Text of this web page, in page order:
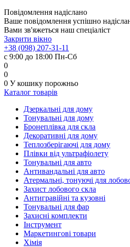
Повідомлення надіслано
Ваше повідомлення успішно
Вами зв'яжеться наш спеціаліст
Закрити вікно
+38 (098) 207-31-11
с 9:00 до 18:00 Пн-Сб
0
0
0 У кошику порожньо
Каталог товарів
Дзеркальні для дому
Тонувальні для дому
Бронеплівка для скла
Декоративні для дому
Теплозберігаючі для дому
Плівки від ультрафіолету
Тонувальні для авто
Антивандальні для авто
Атермальні, тонуючі для
Захист лобового скла
Антигравійні та кузовні
Тонувальні для фар
Захисні комплекти
Інструмент
Маркетингові товари
Хімія